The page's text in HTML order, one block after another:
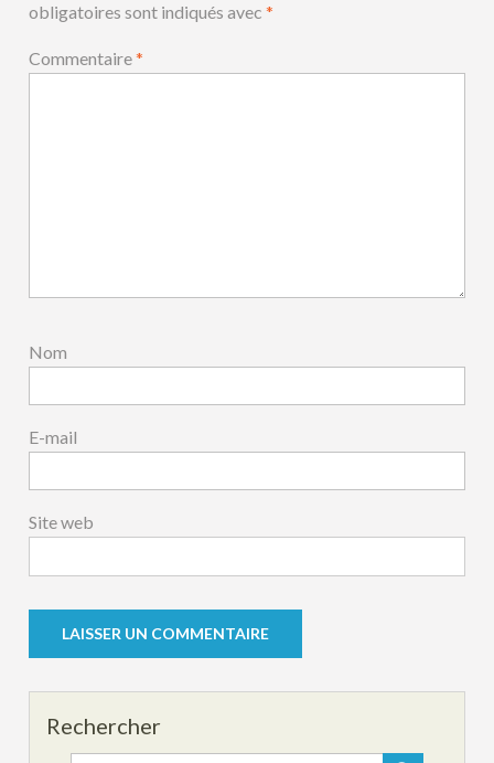
obligatoires sont indiqués avec*
Commentaire*
Nom
E-mail
Site web
Rechercher